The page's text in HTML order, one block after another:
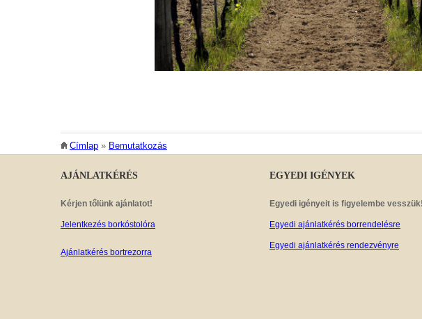
JELENLEGI HELY
Címlap » Bemutatkozás
AJÁNLATKÉRÉS
Kérjen tőlünk ajánlatot!
Jelentkezés borkóstolóra
Ajánlatkérés bortrezorra
EGYEDI IGÉNYEK
Egyedi igényeit is figyelembe vesszük!
Egyedi ajánlatkérés borrendelésre
Egyedi ajánlatkérés rendezvényre